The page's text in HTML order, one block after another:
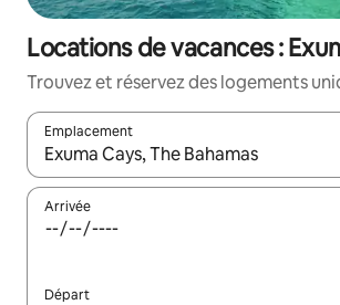
Locations de vacances :
Trouvez et réservez des logements
Emplacement
Quand les résultats sont affichés,
Arrivée
Départ